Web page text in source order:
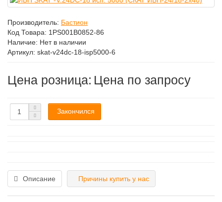
Производитель: Бастион
Код Товара: 1PS001B0852-86
Наличие: Нет в наличии
Артикул: skat-v24dc-18-isp5000-6
Цена розница: Цена по запросу
Закончился
Описание Причины купить у нас